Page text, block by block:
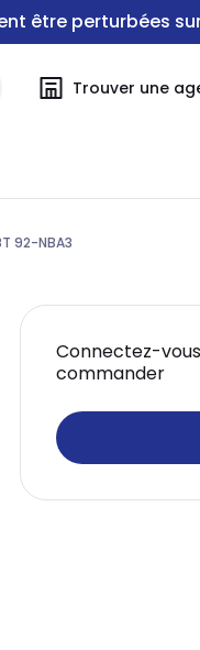
être perturbées
Trouver une
92-NBA3
Connectez-
commander